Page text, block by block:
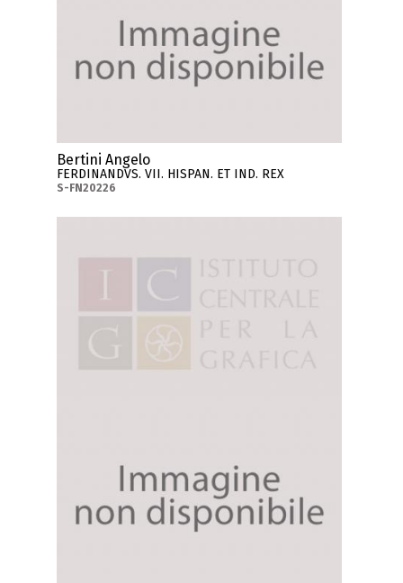
Bertini Angelo
FERDINANDVS. VII. HISPAN. ET IND. REX
S-FN20226